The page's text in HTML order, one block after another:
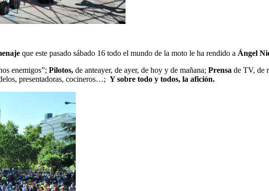
que este pasado sábado 16 todo el mundo de la moto le ha rendido a Ángel
enemigos”; Pilotos, de anteayer, de ayer, de hoy y de mañana; Prensa de TV, de
presentadoras, cocineros…; Y sobre todo y todos, la afición.